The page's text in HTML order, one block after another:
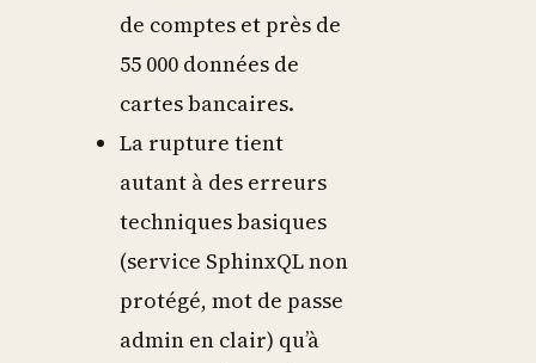
de comptes et près de
55 000 données de
cartes bancaires.
La rupture tient
autant à des erreurs
techniques basiques
(service SphinxQL non
protégé, mot de passe
admin en clair) qu’à